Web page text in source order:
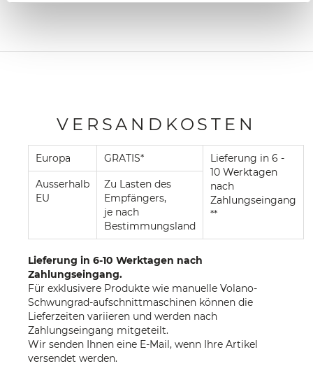
VERSANDKOSTEN
Europa GRATIS*
Lieferung in 6 -
10 Werktagen
nach
Zahlungseingang
**
Ausserhalb
EU
Zu Lasten des
Empfängers,
je nach
Bestimmungsland
Lieferung in 6-10 Werktagen nach
Zahlungseingang.
Für exklusivere Produkte wie manuelle Volano-
Schwungrad-aufschnittmaschinen können die
Lieferzeiten variieren und werden nach
Zahlungseingang mitgeteilt.
Wir senden Ihnen eine E-Mail, wenn Ihre Artikel
versendet werden.